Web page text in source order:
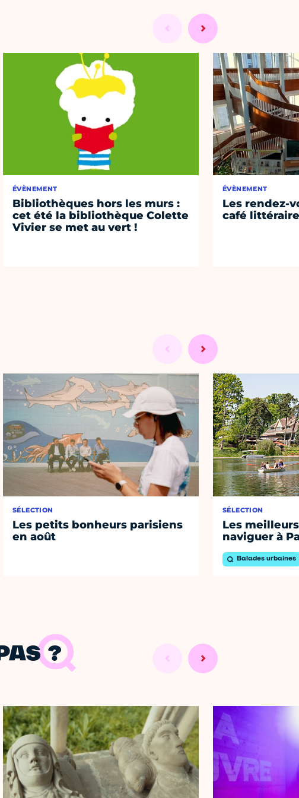
ÉVÈNEMENT
Bibliothèques hors les murs :
cet été la bibliothèque Colette
Vivier se met au vert !
ÉVÈNEMENT
Les rendez-
café
SÉLECTION
Les petits bonheurs parisiens
en août
SÉLECTION
Les
naviguer à
Balades urbaines
?